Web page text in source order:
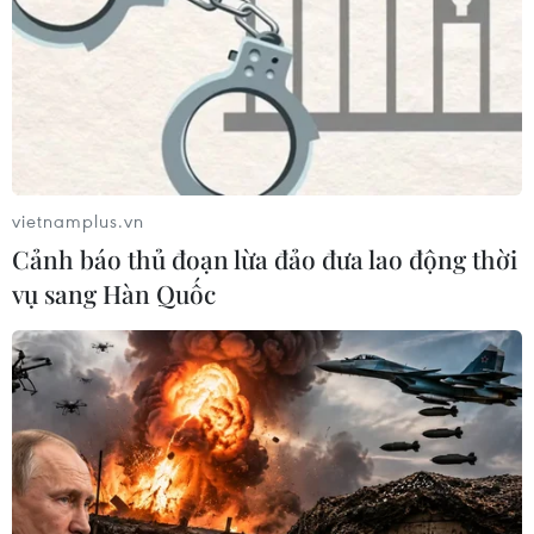
Kết luận về sạt lở hố móng Nhà máy Thủy
điện Hòa Bình mở rộng
07/11/2021 01:57
Phó Thủ tướng Lê Văn Thành yêu cầu EVN tạm dừng thi
công công trình Nhà máy Thủy điện Hòa Bình mở rộng
để đảm bảo an toàn; phối hợp với cơ quan chức năng
đánh giá nguyên nhân sạt lở hố móng.
vietnamplus.vn
Cảnh báo thủ đoạn lừa đảo đưa lao động thời
vụ sang Hàn Quốc